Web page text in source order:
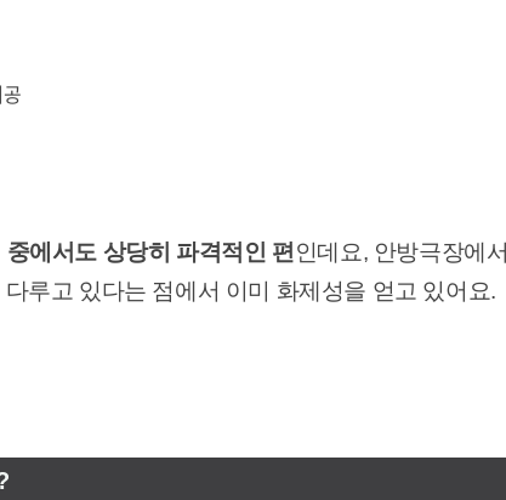
에서도 상당히 파격적인 편 인데요, 안방극장에서
루고 있다는 점에서 이미 화제성을 얻고 있어요.